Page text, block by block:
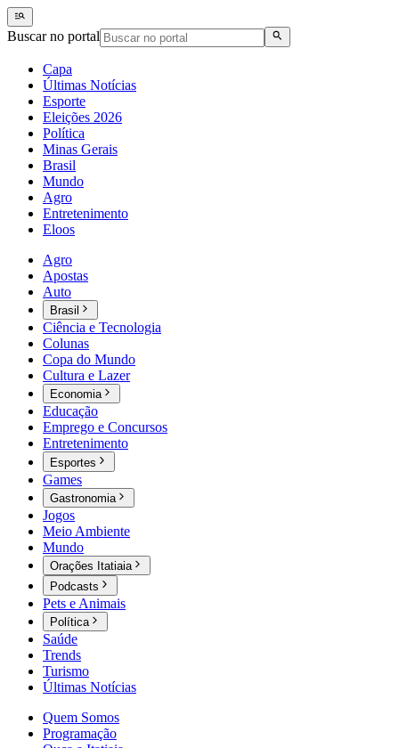
Buscar no portal
Capa
Últimas Notícias
Esporte
Eleições 2026
Política
Minas Gerais
Brasil
Mundo
Agro
Entretenimento
Eloos
Agro
Apostas
Auto
Brasil
Ciência e Tecnologia
Colunas
Copa do Mundo
Cultura e Lazer
Economia
Educação
Emprego e Concursos
Entretenimento
Esportes
Games
Gastronomia
Jogos
Meio Ambiente
Mundo
Orações Itatiaia
Podcasts
Pets e Animais
Política
Saúde
Trends
Turismo
Últimas Notícias
Quem Somos
Programação